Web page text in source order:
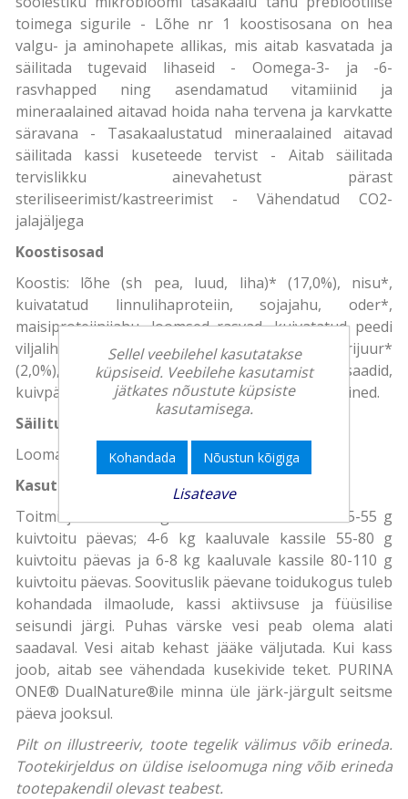
toimega sigurile - Lõhe nr 1 koostisosana on hea
valgu- ja aminohapete allikas, mis aitab kasvatada ja
säilitada tugevaid lihaseid - Oomega-3- ja -6-
rasvhapped ning asendamatud vitamiinid ja
mineraalained aitavad hoida naha tervena ja karvkatte
säravana - Tasakaalustatud mineraalained aitavad
säilitada kassi kuseteede tervist - Aitab säilitada
tervislikku ainevahetust pärast
steriliseerimist/kastreerimist - Vähendatud CO2-
jalajäljega
Koostisosad
Koostis: lõhe (sh pea, luud, liha)* (17,0%), nisu*,
kuivatatud linnulihaproteiin, sojajahu, oder*,
maisiproteiinijahu, loomsed rasvad, kuivatatud peedi
viljaliha, kuivatatud hernes*, kuivatatud sigurijuur*
(2,0%), hernevalk, mineraalained, hüdrolüsaadid,
kuivpärm, spirulina (0,2%). *looduslikud koostisained.
Säilitustingimused
Loomatoitu hoida jahedas ja kuivas kohas.
Kasutusjuhend
Toitmisjuhend: 2-4 kg kaaluvale kassile anda 25-55 g
kuivtoitu päevas; 4-6 kg kaaluvale kassile 55-80 g
kuivtoitu päevas ja 6-8 kg kaaluvale kassile 80-110 g
kuivtoitu päevas. Soovituslik päevane toidukogus tuleb
kohandada ilmaolude, kassi aktiivsuse ja füüsilise
seisundi järgi. Puhas värske vesi peab olema alati
saadaval. Vesi aitab kehast jääke väljutada. Kui kass
joob, aitab see vähendada kusekivide teket. PURINA
ONE® DualNature®ile minna üle järk-järgult seitsme
päeva jooksul.
Pilt on illustreeriv, toote tegelik välimus võib erineda.
Tootekirjeldus on üldise iseloomuga ning võib erineda
tootepakendil olevast teabest.
Sellel veebilehel kasutatakse
küpsiseid. Veebilehe kasutamist
jätkates nõustute küpsiste
kasutamisega.
Kohandada Nõustun kõigiga
Lisateave